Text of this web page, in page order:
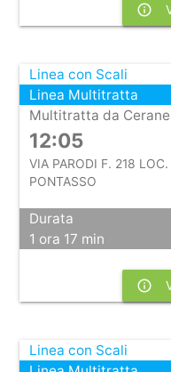
info_outline
Linea con Scali
Linea Multitratta
Multitratta da
12:05
VIA PARODI F. 218 LOC.
PONTASSO
Durata
1 ora 17 min
info_outline
Linea con Scali